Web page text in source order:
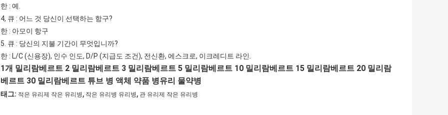
한 : 예.
4, 큐 : 어느 것 당신이 선택하는 항구?
한 : 아모이 항구
5. 큐 : 당신의 지불 기간이 무엇입니까?
한 : L/C (신용장), 인수 인도, D/P (지급도 조건), 전신환, 에스크로, 이크레디트 라인.
1개 밀리람베르트 2 밀리람베르트 3 밀리람베르트 5 밀리람베르트 10 밀리람베르트 15 밀리람베르트 20 밀리람
베르트 30 밀리람베르트 튜브 병 액체 약품 병유리 물약병
태그: 적은 유리제 작은 유리병, 작은 유리병 유리병, 관 유리제 작은 유리병